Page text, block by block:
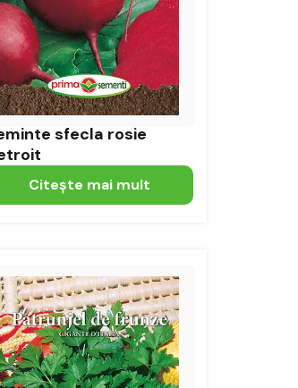
sfecla rosie
Citeşte mai mult